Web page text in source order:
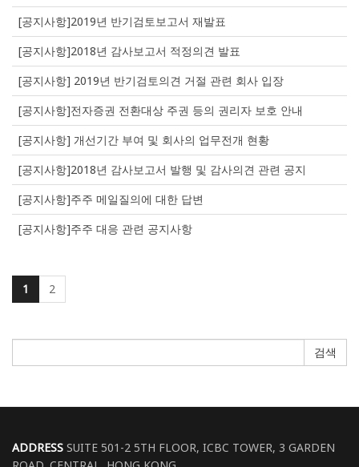
[공지사항]2019년 반기검토보고서 재발표
[공지사항]2018년 감사보고서 적정의견 발표
[공지사항] 2019년 반기검토의견 거절 관련 회사 입장
[공지사항]전자증권 전환대상 주권 등의 권리자 보호 안내
[공지사항] 개선기간 부여 및 회사의 업무전개 현황
[공지사항]2018년 감사보고서 발행 및 감사의견 관련 공지
[공지사항]주주 메일질의에 대한 답변
[공지사항]주주 대응 관련 공지사항
1 2
검색
ADDRESS SUITE 501-2 5TH FLOOR, ICBC TOWER, 3 GARDEN